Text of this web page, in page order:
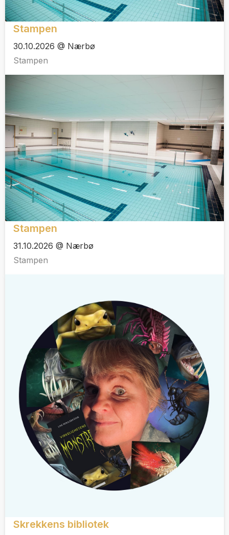
Stampen
30.10.2026 @ Nærbø
Stampen
Stampen
31.10.2026 @ Nærbø
Stampen
Skrekkens bibliotek